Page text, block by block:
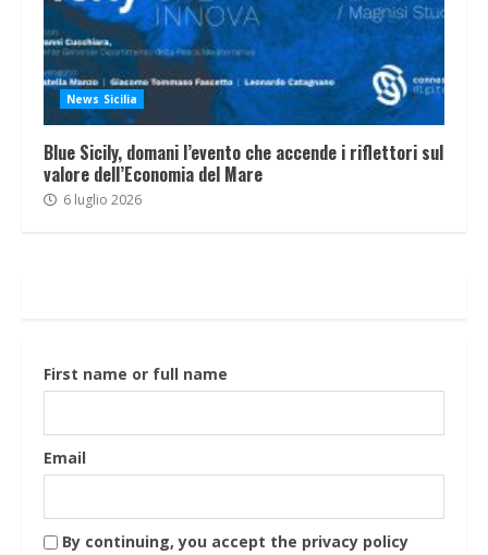
News Sicilia
Blue Sicily, domani l’evento che accende i riflettori sul
valore dell’Economia del Mare
6 luglio 2026
First name or full name
Email
By continuing, you accept the privacy policy